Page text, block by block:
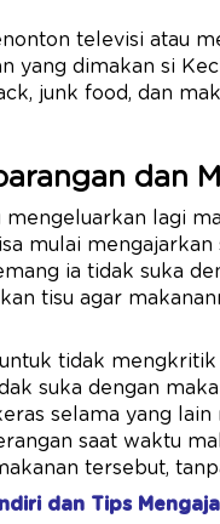
televisi atau
yang dimakan si
junk food, dan
dan
lagi
mulai
ia tidak suka
tisu agar
tidak
suka dengan
selama yang
saat waktu
tersebut,
dan Tips